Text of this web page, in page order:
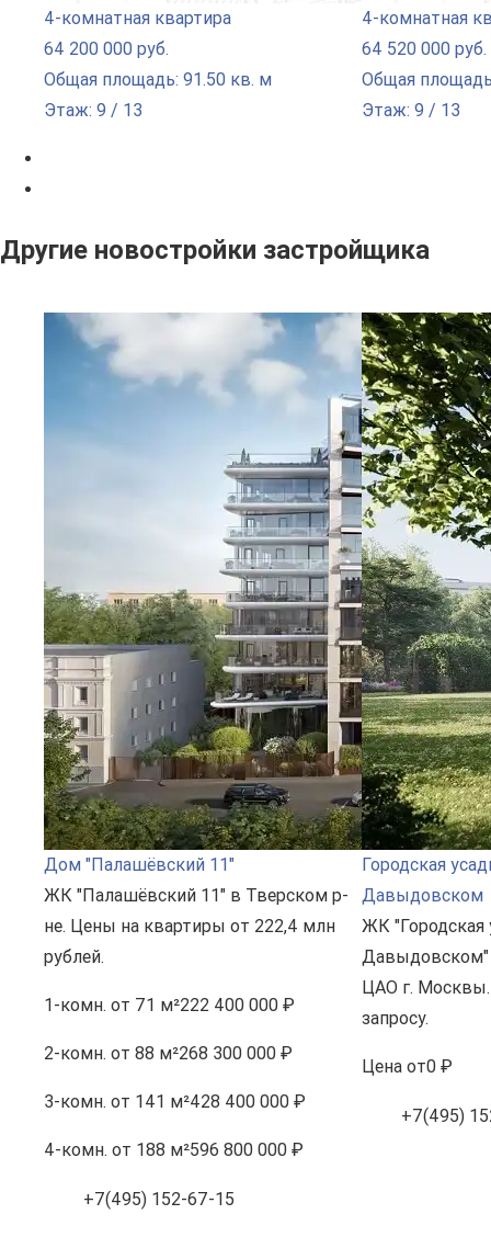
4-комнатная квартира
64 200 000 руб.
Общая площадь: 91.50 кв. м
Этаж: 9 / 13
4-комнатная
64 520 000 руб.
Общая
Этаж: 9 / 13
Другие новостройки застройщика
Дом "Палашёвский 11"
ЖК "Палашёвский 11" в Тверском р-
не. Цены на квартиры от 222,4 млн
рублей.
1-комн. от 71 м²222 400 000 ₽
2-комн. от 88 м²268 300 000 ₽
3-комн. от 141 м²428 400 000 ₽
4-комн. от 188 м²596 800 000 ₽
+7(495) 152-67-15
Городская
Давыдовском
ЖК "Городская
ЦАО г. Москвы.
запросу.
Цена от0 ₽
+7(495)